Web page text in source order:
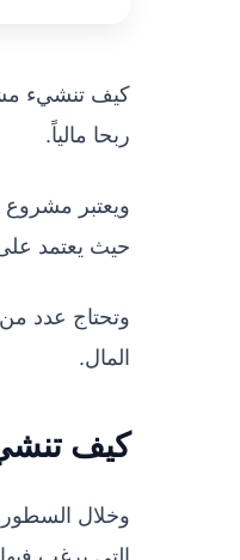
كيف تنشيء
ربحا مالياً.
ويعتبر
حيث يعتمد
وتحتاج عدد
المال.
كيف
وخلال